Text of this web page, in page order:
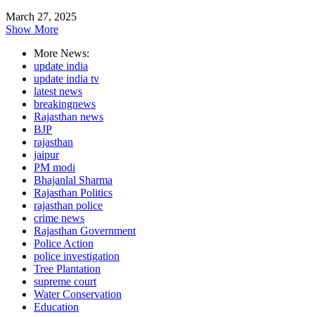
March 27, 2025
Show More
More News:
update india
update india tv
latest news
breakingnews
Rajasthan news
BJP
rajasthan
jaipur
PM modi
Bhajanlal Sharma
Rajasthan Politics
rajasthan police
crime news
Rajasthan Government
Police Action
police investigation
Tree Plantation
supreme court
Water Conservation
Education